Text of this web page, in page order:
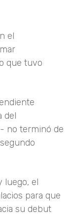
el
que tuvo
del
no terminó de
luego, el
para que
su debut